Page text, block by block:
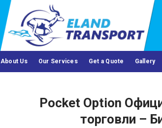
About Us Our Services Get a Quote Gallery
Pocket Option
торговли –